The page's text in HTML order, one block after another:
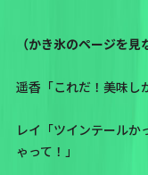
（かき氷のページを見
遥香「これだ！美味し
レイ「ツインテールか
ゃって！」